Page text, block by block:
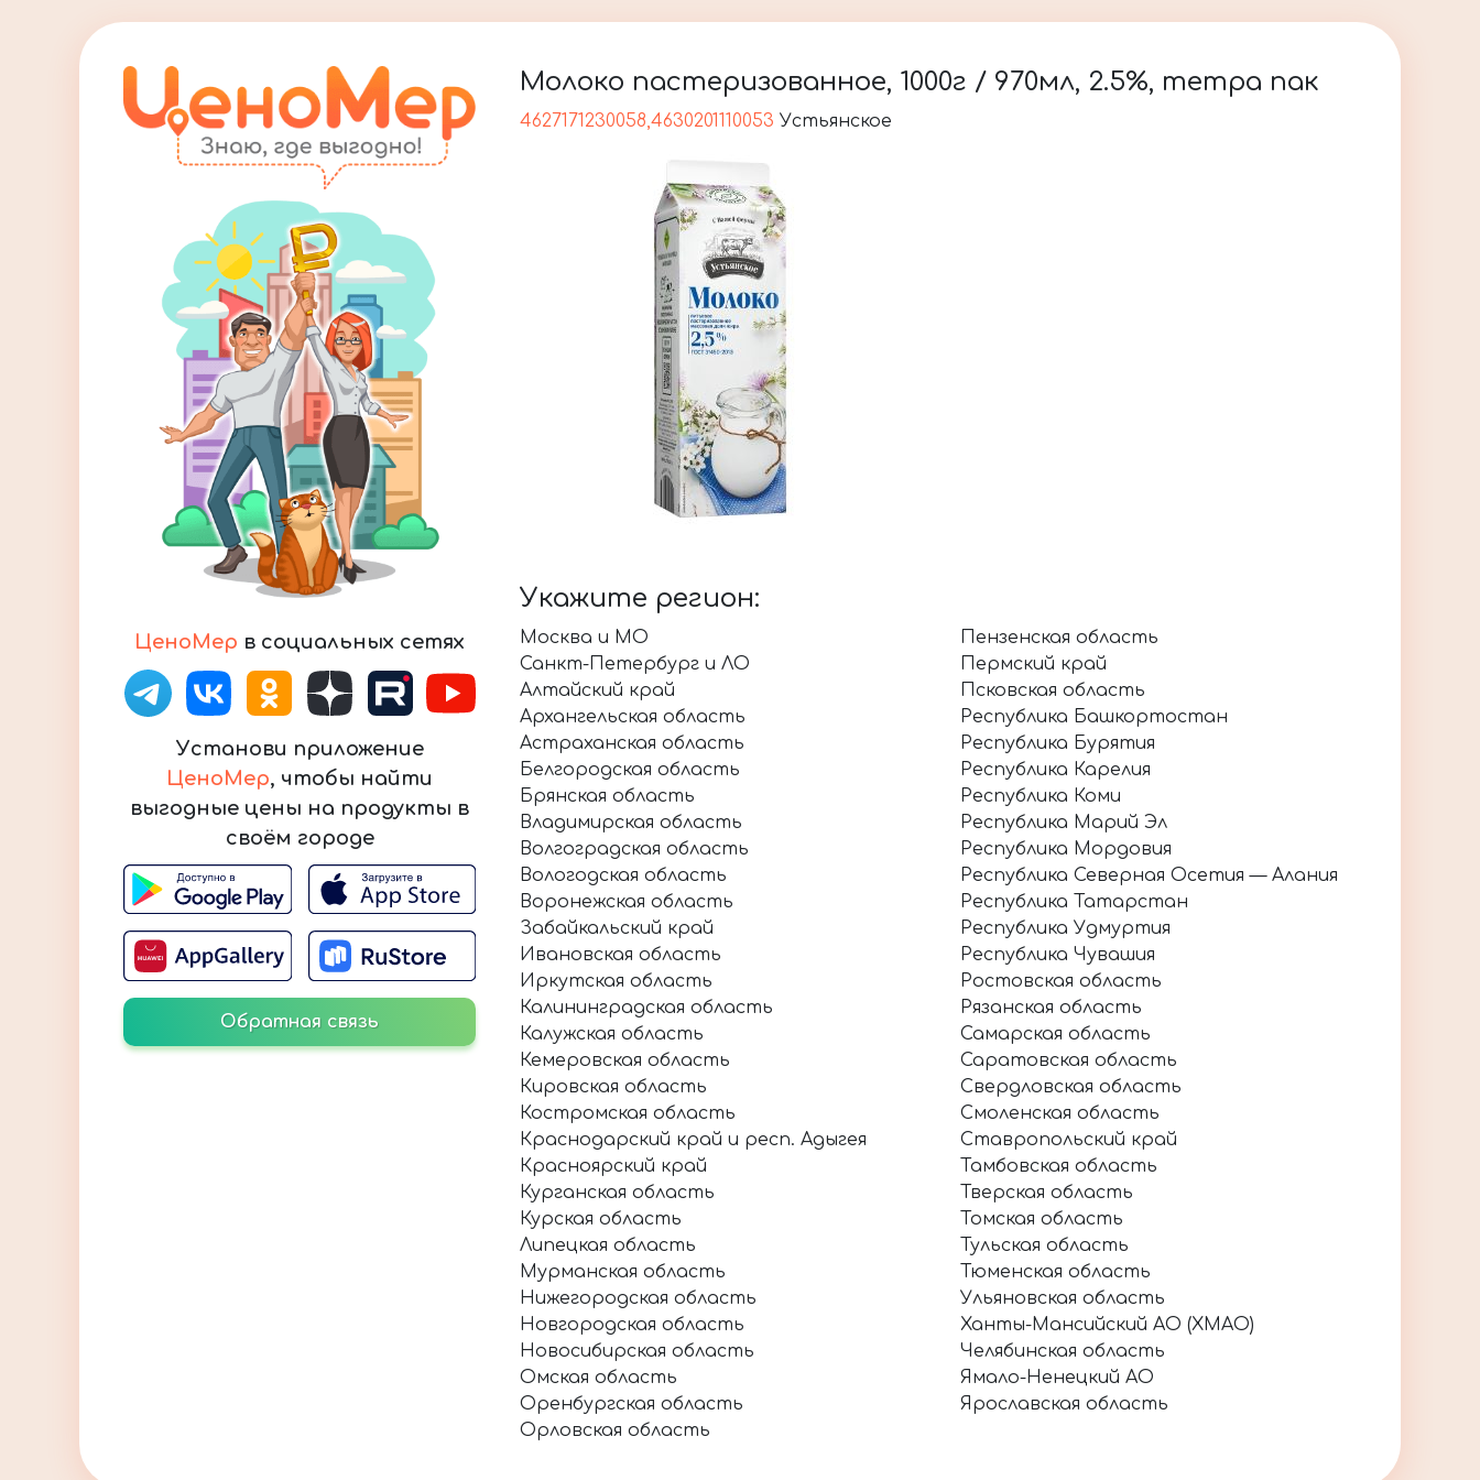
ЦеноМер в социальных сетях
Установи приложение
ЦеноМер, чтобы найти
выгодные цены на продукты в
своём городе
Обратная связь
Молоко пастеризованное, 1000г / 970мл, 2.5%, тетра пак
4627171230058,4630201110053 Устьянское
Укажите регион:
Москва и МО
Санкт-Петербург и ЛО
Алтайский край
Архангельская область
Астраханская область
Белгородская область
Брянская область
Владимирская область
Волгоградская область
Вологодская область
Воронежская область
Забайкальский край
Ивановская область
Иркутская область
Калининградская область
Калужская область
Кемеровская область
Кировская область
Костромская область
Краснодарский край и респ. Адыгея
Красноярский край
Курганская область
Курская область
Липецкая область
Мурманская область
Нижегородская область
Новгородская область
Новосибирская область
Омская область
Оренбургская область
Орловская область
Пензенская область
Пермский край
Псковская область
Республика Башкортостан
Республика Бурятия
Республика Карелия
Республика Коми
Республика Марий Эл
Республика Мордовия
Республика Северная Осетия — Алания
Республика Татарстан
Республика Удмуртия
Республика Чувашия
Ростовская область
Рязанская область
Самарская область
Саратовская область
Свердловская область
Смоленская область
Ставропольский край
Тамбовская область
Тверская область
Томская область
Тульская область
Тюменская область
Ульяновская область
Ханты-Мансийский АО (ХМАО)
Челябинская область
Ямало-Ненецкий АО
Ярославская область